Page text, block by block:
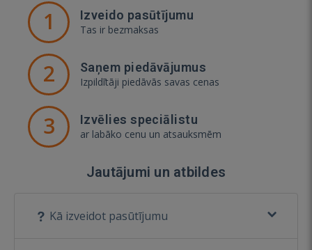
1 Izveido pasūtījumu
Tas ir bezmaksas
2 Saņem piedāvājumus
Izpildītāji piedāvās savas cenas
3 Izvēlies speciālistu
ar labāko cenu un atsauksmēm
Jautājumi un atbildes
Kā izveidot pasūtījumu